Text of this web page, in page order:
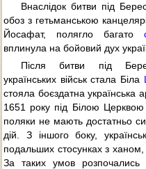
Внаслідок битви під
обоз з гетьманською
Йосафат, полягло багато
вплинула на бойовий дух
Після битви під
українських військ стала Біла
стояла боєздатна українська
1651 року під Білою
поляки не мають достатньо
дій. З іншого боку,
подальших стосунках з ханом,
За таких умов розпочались